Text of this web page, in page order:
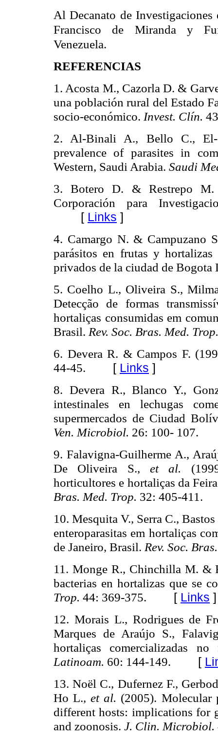
Al Decanato de
Francisco de Miranda y
Venezuela.
REFERENCIAS
1. Acosta M., Cazorla D. &
una población rural del Estado
socio-económico. Invest. Clín.
2. Al-Binali A., Bello C.,
prevalence of parasites in
Western, Saudi Arabia. Saudi
3. Botero D. & Restrepo
Corporación para
[ Links ]
4. Camargo N. & Campuzano
parásitos en frutas y
privados de la ciudad de Bogota
5. Coelho L., Oliveira S.,
Detecção de formas
hortaliças consumidas em
Brasil. Rev. Soc. Bras. Med.
6. Devera R. & Campos F.
44-45. [ Links ]
8. Devera R., Blanco Y.,
intestinales en lechugas
supermercados de Ciudad
Ven. Microbiol. 26: 100- 107.
9. Falavigna-Guilherme A.,
De Oliveira S., et al.
horticultores e hortaliças da
Bras. Med. Trop. 32: 405-411.
10. Mesquita V., Serra C.,
enteroparasitas em hortaliças
de Janeiro, Brasil. Rev. Soc.
11. Monge R., Chinchilla M. &
bacterias en hortalizas que se
Trop. 44: 369-375. [ Links ]
12. Morais L., Rodrigues de
Marques de Araújo S.,
hortaliças comercializadas
Latinoam. 60: 144-149. [
13. Noël C., Dufernez F.,
Ho L.,et al. (2005).
different hosts: implications for
and zoonosis. J. Clin. Microbiol.